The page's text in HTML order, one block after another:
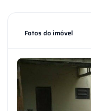
Fotos do imóvel